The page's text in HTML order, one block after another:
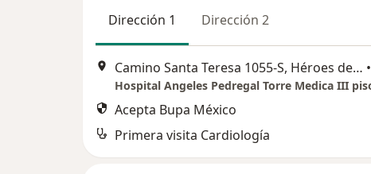
Dirección 1 Dirección 2
Camino Santa Teresa 1055-S, Héroes de Padierna •
Acepta Bupa México
Primera visita Cardiología